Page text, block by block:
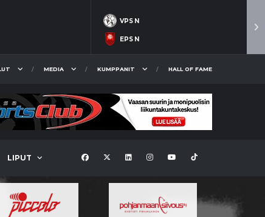
VPS N
EPS N
MEDIA KUMPPANIT HALL OF FAME
LIPUT